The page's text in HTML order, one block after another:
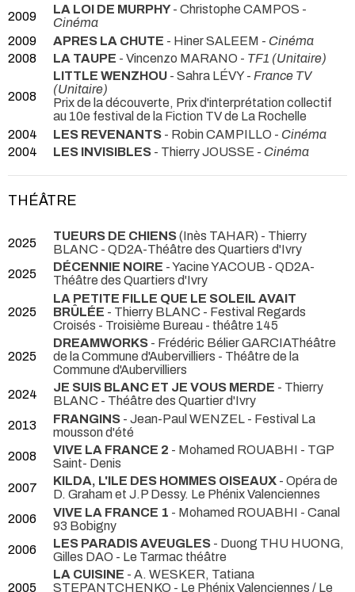
2009
LA LOI DE MURPHY- Christophe CAMPOS -
Cinéma
2009
APRES LA CHUTE - Hiner SALEEM - Cinéma
2008
LA TAUPE - Vincenzo MARANO - TF1 (Unitaire)
2008
LITTLE WENZHOU - Sahra LÉVY - France TV
(Unitaire)
Prix de la découverte, Prix d'interprétation collectif
au 10e festival de la Fiction TV de La Rochelle
2004
LES REVENANTS - Robin CAMPILLO - Cinéma
2004
LES INVISIBLES - Thierry JOUSSE - Cinéma
THÉÂTRE
2025 TUEURS DE CHIENS(Inès TAHAR) - Thierry
BLANC - QD2A-Théâtre des Quartiers d'Ivry
2025
DÉCENNIE NOIRE - Yacine YACOUB - QD2A-
Théâtre des Quartiers d'Ivry
2025
LA PETITE FILLE QUE LE SOLEIL AVAIT
BRÛLÉE - Thierry BLANC - Festival Regards
Croisés - Troisième Bureau - théâtre 145
2025
DREAMWORKS - Frédéric Bélier GARCIAThéâtre
de la Commune d'Aubervilliers - Théâtre de la
Commune d'Aubervilliers
2024
JE SUIS BLANC ET JE VOUS MERDE - Thierry
BLANC - Théâtre des Quartier d'Ivry
2013
FRANGINS - Jean-Paul WENZEL - Festival La
mousson d'été
2008
VIVE LA FRANCE 2 - Mohamed ROUABHI - TGP
Saint- Denis
2007
KILDA, L'ILE DES HOMMES OISEAUX - Opéra de
D. Graham et J.P Dessy. Le Phénix Valenciennes
2006
VIVE LA FRANCE 1 - Mohamed ROUABHI - Canal
93 Bobigny
2006
LES PARADIS AVEUGLES - Duong THU HUONG,
Gilles DAO - Le Tarmac théâtre
2005
LA CUISINE - A. WESKER, Tatiana
STEPANTCHENKO - Le Phénix Valenciennes / Le